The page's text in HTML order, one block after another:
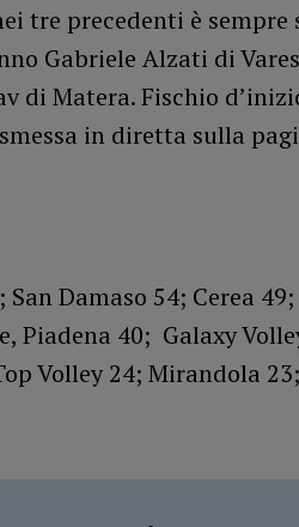
tre precedenti è
Gabriele Alzati di
di Matera. Fischio
in diretta sulla
Damaso 54; Cerea
Piadena 40; Galaxy
Volley 24; Mirandola